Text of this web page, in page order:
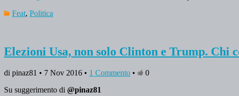
Feat, Politica
Elezioni Usa, non solo Clinton e Trump. Chi
di pinaz81 • 7 Nov 2016 • 1 Commento •
0
Su suggerimento di @pinaz81